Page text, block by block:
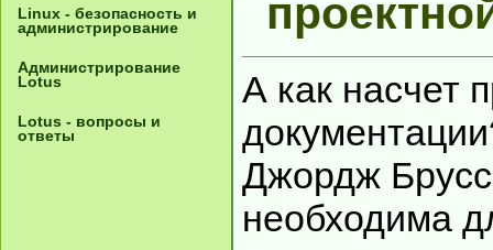
Linux - безопасность и
администрирование
Администрирование
Lotus
Lotus - вопросы и
ответы
А как насчет
Джордж
необходима